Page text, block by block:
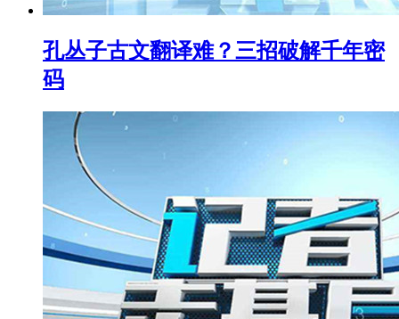
孔丛子古文翻译难？三招破解千年密
码